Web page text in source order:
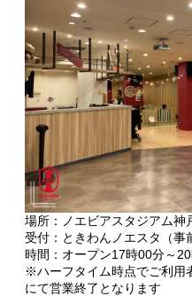
場所：ノエビアスタジアム神
受付：ときわんノエスタ（事
時間：オープン17時00分～
※ハーフタイム時点でご利用
にて営業終了となります